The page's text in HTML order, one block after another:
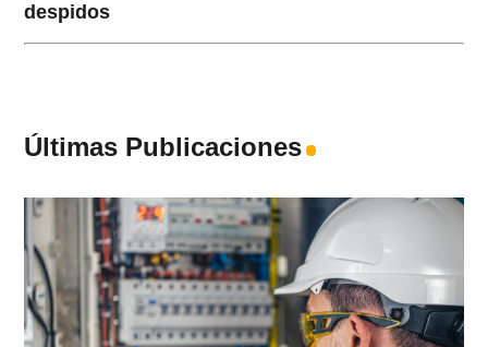
despidos
Últimas Publicaciones